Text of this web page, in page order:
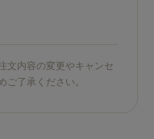
文内容の変更やキャンセ
ご了承ください。